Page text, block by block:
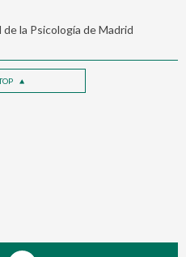
la Psicología de Madrid